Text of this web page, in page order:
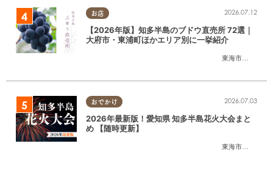
お店
東海市
,大府市
2026.07.12
【2026年版】知多半島のブドウ直売所 72選｜
大府市・東浦町ほかエリア別に一挙紹介
おでかけ
東海市
,大府市
2026.07.03
2026年最新版！愛知県 知多半島花火大会まと
め 【随時更新】